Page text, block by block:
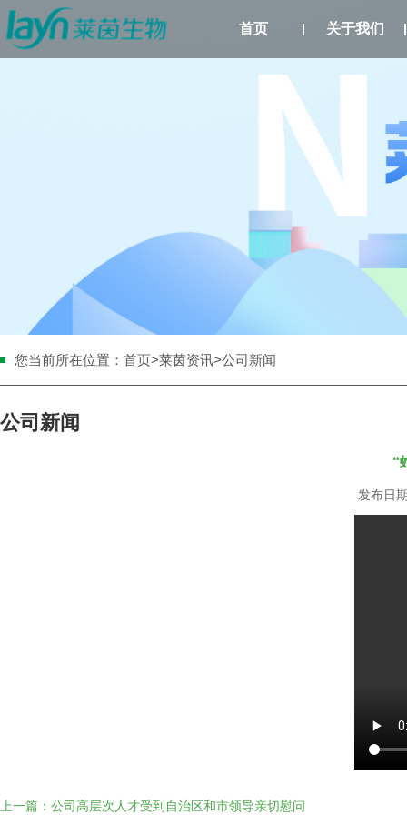
首页 关于我们
您当前所在位置： 首页>莱茵资讯>公司新闻
公司新闻
“
发布日
上一篇：公司高层次人才受到自治区和市领导亲切慰问